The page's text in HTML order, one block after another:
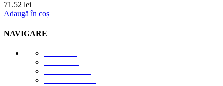
71.52 lei
Adaugă în coș
NAVIGARE